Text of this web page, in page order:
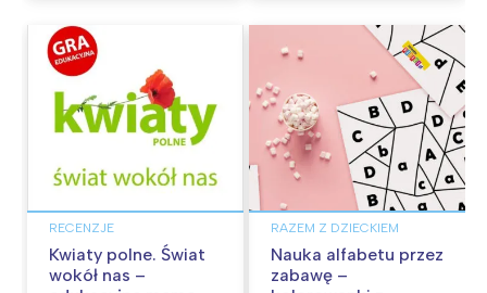
RECENZJE
Kwiaty polne. Świat
wokół nas –
RAZEM Z DZIECKIEM
Nauka alfabetu przez
zabawę –